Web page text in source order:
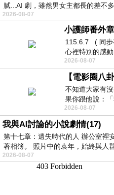
膩...AI 劇，雖然男女主都長的差不
2026-08-07
115.6.7 ( 同步
心裡特別的感
智課的她,特來傾
2026-08-07
不知道大家有
果你跟他說：
出一種慈祥的
2026-08-07
我與AI討論的小說劇情(17)
第十七章：遺失時代的人 辦公室裡
著相簿。 照片中的袁年，始終與人
2026-08-07